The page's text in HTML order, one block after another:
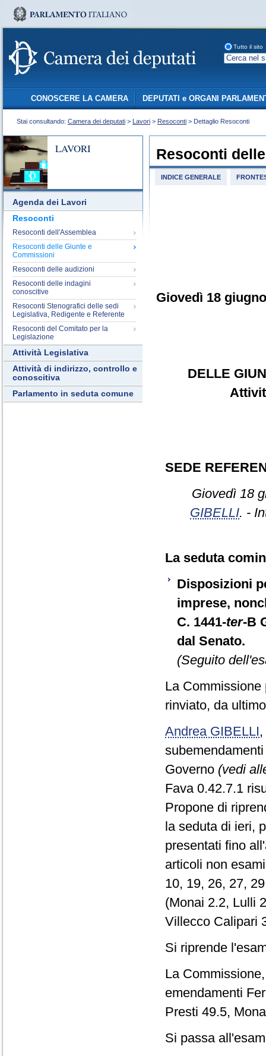
Tutto il sito
CONOSCERE LA CAMERA DEPUTATI e ORGANI
Stai consultando: Camera dei deputati > Lavori > Resoconti > Dettaglio Resoconti
LAVORI
Agenda dei Lavori
Resoconti
Resoconti dell'Assemblea
Resoconti delle Giunte e
Commissioni
Resoconti delle audizioni
Resoconti delle indagini
conoscitive
Resoconti Stenografici delle sedi
Legislativa, Redigente e Referente
Resoconti del Comitato per la
Legislazione
Attività Legislativa
Attività di indirizzo, controllo e
conoscitiva
Parlamento in seduta comune
Resoconti
INDICE GENERALE
Giovedì 18
DELLE
SEDE
Giovedì 18
GIBELLI. -
La seduta
Disposizioni
imprese,
C. 1441-ter-B
dal Senato.
(Seguito
La
rinviato, da
Andrea GIBELLI,
Governo (vedi
Fava 0.42.7.1
Propone di
la seduta di ieri,
presentati fino
articoli non
10, 19, 26, 27,
(Monai 2.2, Lulli
Villecco Calipari
Si riprende
La
emendamenti
Presti 49.5,
Si passa